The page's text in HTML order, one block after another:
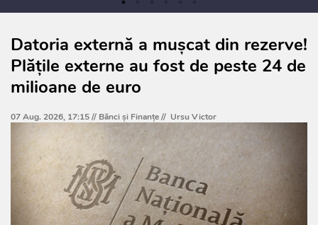
Datoria externă a mușcat din rezerve!
Plățile externe au fost de peste 24 de
milioane de euro
07 Aug. 2026, 17:15 // Bănci şi Finanţe// Ursu Victor